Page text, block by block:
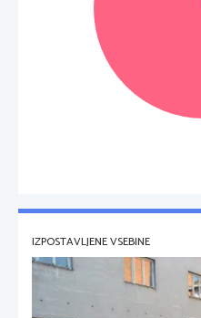
IZPOSTAVLJENE VSEBINE